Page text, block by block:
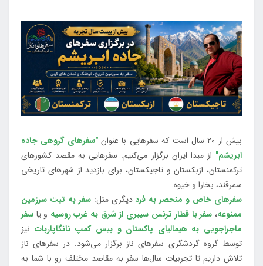
بیش از 20 سال است که سفرهایی با عنوان
"سفرهای گروهی جاده
ابریشم" از مبدا ایران برگزار می‌کنیم. سفرهایی به مقصد کشورهای
ترکمنستان، ازبکستان و تاجیکستان، برای بازدید از شهرهای تاریخی
سمرقند، بخارا و خیوه.
سفرهای خاص و منحصر به فرددیگری مثل:سفر به تبت سرزمین
ممنوعه، سفر با قطار ترنس سیبری از شرق به غرب روسیه و یا سفر
ماجراجویی به هیمالیای پاکستان و بیس کمپ نانگاپاربات نیز
توسط گروه گردشگری سفرهای ناز برگزار می‌شود. در سفرهای ناز
تلاش داریم تا تجربیات سال‌ها سفر به مقاصد مختلف رو با شما به